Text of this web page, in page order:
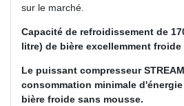
sur le marché.
Capacité de refroidissement de
litre) de bière excellemment froide
Le puissant compresseur
consommation minimale
bière froide sans mousse.